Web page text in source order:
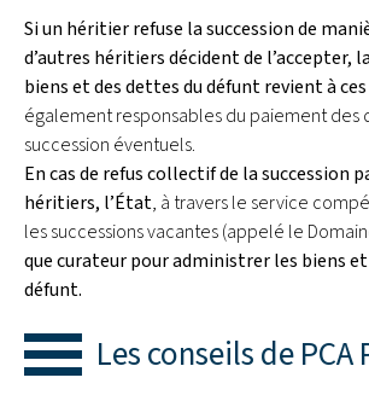
Si un héritier refuse la succession de
d’autres héritiers décident de l’accepter,
biens et des dettes du défunt revient à
également responsables du paiement des
succession éventuels.
En cas de refus collectif de la succession
héritiers, l’État, à travers le service
les successions vacantes (appelé le
que curateur pour administrer les biens
défunt.
Les conseils de